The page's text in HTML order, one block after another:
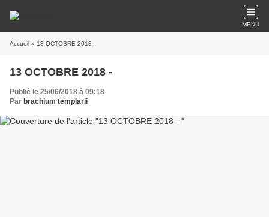
MENU
Accueil » 13 OCTOBRE 2018 -
13 OCTOBRE 2018 -
Publié le 25/06/2018 à 09:18
Par brachium templarii